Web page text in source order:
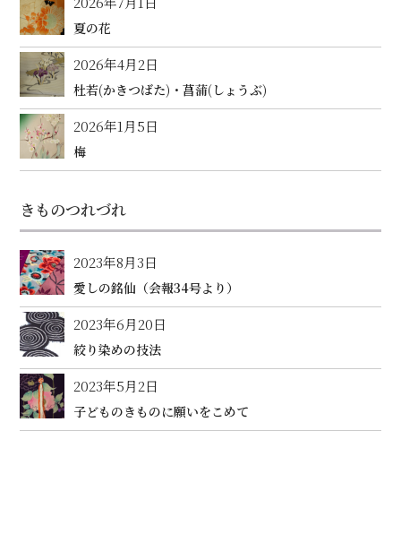
夏の花
2026年4月2日
杜若(かきつばた)・菖蒲(しょうぶ)
2026年1月5日
梅
きものつれづれ
2023年8月3日
愛しの銘仙（会報34号より）
2023年6月20日
絞り染めの技法
2023年5月2日
子どものきものに願いをこめて